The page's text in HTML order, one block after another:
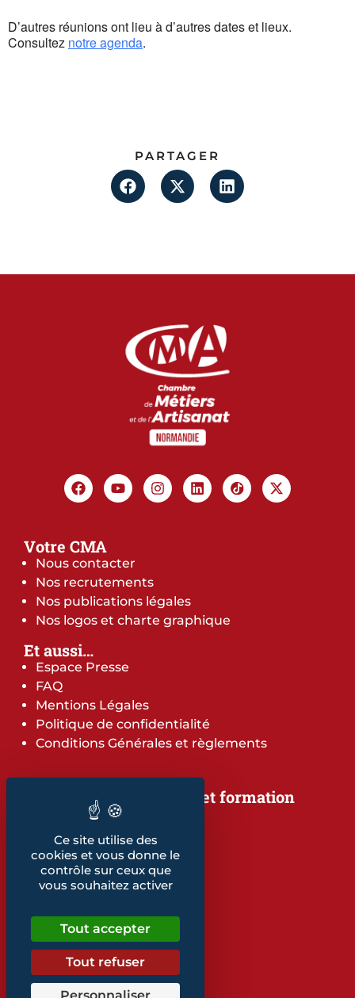
D’autres réunions ont lieu à d’autres dates et lieux.
Consultez notre agenda.
PARTAGER
Votre CMA
Nous contacter
Nos recrutements
Nos publications légales
Nos logos et charte graphique
Et aussi…
Espace Presse
FAQ
Mentions Légales
Politique de confidentialité
Conditions Générales et règlements
Notre offre de services et formation
Notre offre de services
Notre offre de formation
Notre dépliant formation
Les indicateurs
Nos publications
Retrouvez également...
Notre glossaire
Ce site utilise des
cookies et vous donne le
contrôle sur ceux que
vous souhaitez activer
Tout accepter
Tout refuser